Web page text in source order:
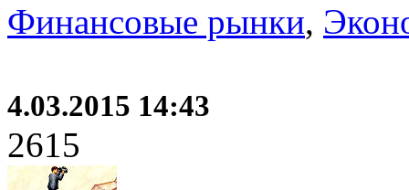
Финансовые рынки,
4.03.2015 14:43
2615